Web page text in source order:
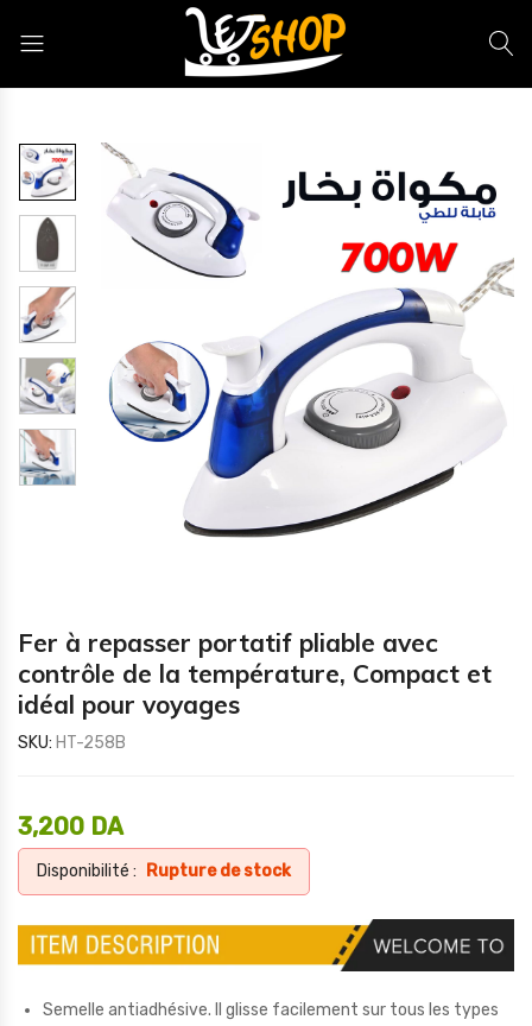
Fer à repasser portatif pliable avec
contrôle de la température, Compact et
idéal pour voyages
SKU: HT-258B
3,200 DA
Disponibilité : Rupture de stock
Semelle antiadhésive. Il glisse facilement sur tous les types